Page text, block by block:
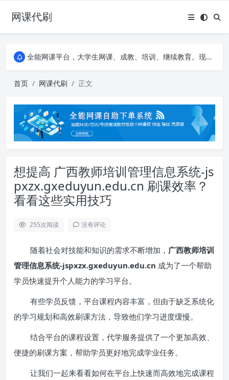
网课代刷
AI论文写作平台，根据真实文献内容生成论文
全能网课平台，大学生网课、成教、培训、继续教育。现已接入代刷代考项目3000+
全能网课平台，大学生网课、成教、培训、继续教育。现已接入代刷代考项目3000+
首页 网课代刷 正文
想提高 广西教师培训管理信息系统-js
pxzx.gxeduyun.edu.cn 刷课效率？
看看这些实用技巧
255次阅读 没有评论
随着社会对技能和知识的需求不断增加， 广西教师培训
管理信息系统-jspxzx.gxeduyun.edu.cn 成为了一个帮助
学员快速提升个人能力的学习平台。
有些学员反馈，平台课程内容丰富，但由于缺乏系统化
的学习规划和高效刷课方法，导致他们学习进度缓慢。
结合平台的课程设置，代学服务提供了一个更加高效、
便捷的刷课方案，帮助学员更好地完成学业任务。
让我们一起来看看如何在平台上快速而高效地完成课程